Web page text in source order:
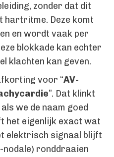
zonder dat dit
hartritme. Deze komt
en wordt vaak per
blokkade kan echter
klachten kan geven.
voor “AV-
”. Dat klinkt
we de naam goed
het eigenlijk exact wat
elektrisch signaal blijft
nodale) ronddraaien